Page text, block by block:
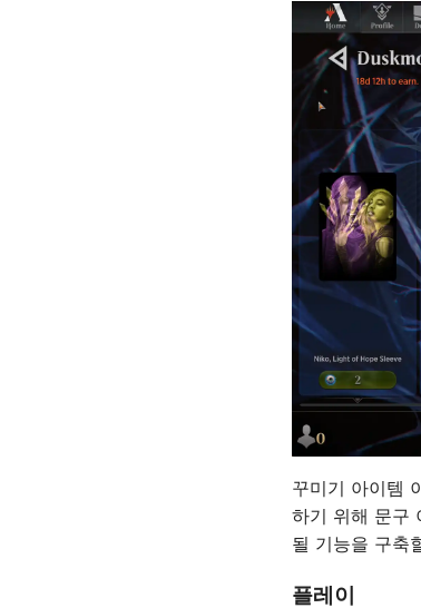
꾸미기 아이템
하기 위해 문구
될 기능을 구축
플레이